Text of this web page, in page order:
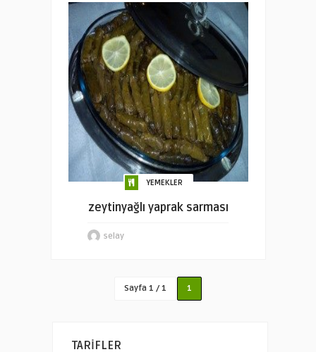
YEMEKLER
zeytinyağlı yaprak sarması
selay
Sayfa 1 / 1 1
TARİFLER